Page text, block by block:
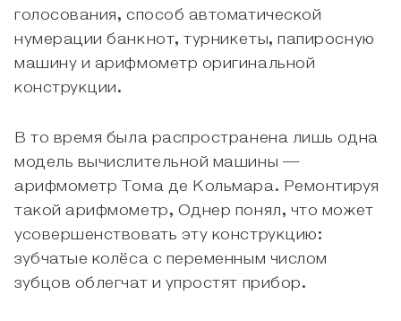
голосования, способ автоматической
нумерации банкнот, турникеты, папиросную
машину и арифмометр оригинальной
конструкции.
В то время была распространена лишь одна
модель вычислительной машины —
арифмометр Тома де Кольмара. Ремонтируя
такой арифмометр, Однер понял, что может
усовершенствовать эту конструкцию:
зубчатые колёса с переменным числом
зубцов облегчат и упростят прибор.